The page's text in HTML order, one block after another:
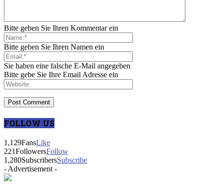
Bitte geben Sie Ihren Kommentar ein
Bitte geben Sie Ihren Namen ein
Sie haben eine falsche E-Mail angegeben
Bitte gebe Sie Ihre Email Adresse ein
FOLLOW US
1,129FansLike
221FollowersFollow
1,280SubscribersSubscribe
- Advertisement -